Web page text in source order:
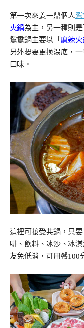
第一次來姜一鼎個人鴛
火鍋為主，另一種則
鴛鴦鍋主要以「 麻辣火
另外想要更換湯底，
口味。
這裡可接受共鍋，只
啡、飲料、冰沙、冰
友免低消，可用餐100